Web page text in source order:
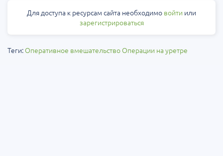
Для доступа к ресурсам сайта необходимо войти или
зарегистрироваться
Теги: Оперативное вмешательство Операции на уретре